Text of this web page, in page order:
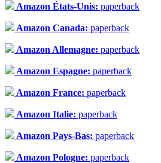
Amazon États-Unis: paperback
Amazon Canada: paperback
Amazon Allemagne: paperback
Amazon Espagne: paperback
Amazon France: paperback
Amazon Italie: paperback
Amazon Pays-Bas: paperback
Amazon Pologne: paperback